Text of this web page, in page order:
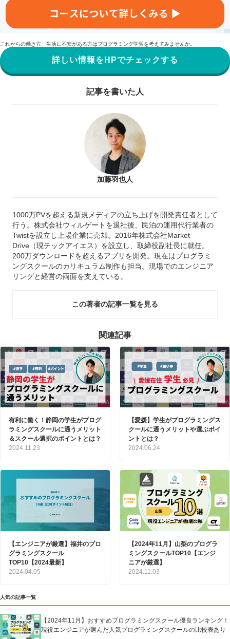
これからの働き方、生活に不安がある方はプログラミング学習を考えてみませんか。
詳しい情報をHPでチェックする
記事を書いた人
加藤羽也人
1000万PVを超える新規メディアの立ち上げを開発責任者として
行う。株式会社ウィルゲートを退社後、民泊の運用代行業者の
Twistを設立し上場企業に売却。2016年株式会社Market
Drive（現テックアイエス）を設立し、取締役副社長に就任。
200万ダウンロードを超えるアプリを開発。現在はプログラミ
ングスクールのカリキュラム制作も担当。現場でのエンジニア
リングと経営の両面を支えている。
この著者の記事一覧を見る
関連記事
有利に働く！静岡の学生がプログ
ラミングスクールに通うメリット
＆スクール選択のポイントとは？
2024.11.23
【愛媛】学生がプログラミングス
クールに通うメリットや選ぶポイ
ントとは？
2024.06.24
【エンジニアが厳選】福井のプロ
グラミングスクール
TOP10【2024最新】
2024.04.05
【2024年11月】山梨のプログラ
ミングスクールTOP10【エンジ
ニアが厳選】
2024.11.03
人気の記事一覧
【2024年11月】おすすめプログラミングスクール優良ランキング！
現役エンジニアが選んだ人気プログラミングスクールの比較表あり